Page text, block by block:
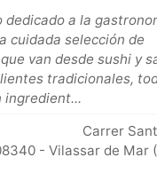
dedicado a la
cuidada selección de
van desde sushi y
tradicionales,
ingredient...
Carrer
- Vilassar de Mar